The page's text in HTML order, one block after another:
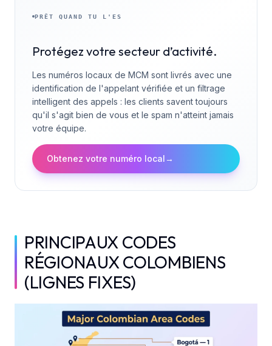
PRÊT QUAND TU L'ES
Protégez votre secteur d’activité.
Les numéros locaux de MCM sont livrés avec une
identification de l'appelant vérifiée et un filtrage
intelligent des appels : les clients savent toujours
qu'il s'agit bien de vous et le spam n'atteint jamais
votre équipe.
Obtenez votre numéro local →
PRINCIPAUX CODES
RÉGIONAUX COLOMBIENS
(LIGNES FIXES)